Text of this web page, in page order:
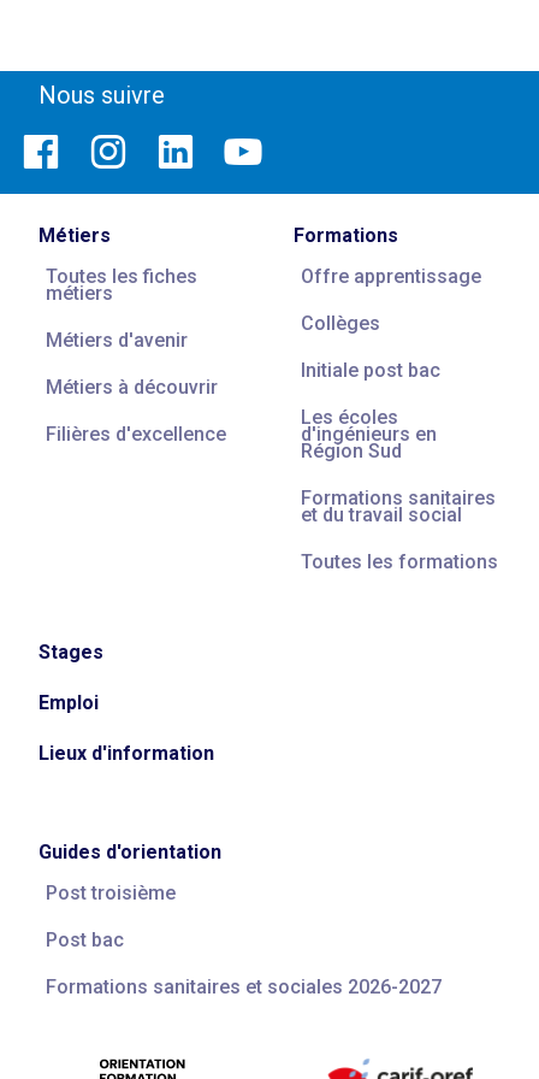
Nous suivre
Métiers
Toutes les fiches
métiers
Métiers d'avenir
Métiers à découvrir
Filières d'excellence
Formations
Offre apprentissage
Collèges
Initiale post bac
Les écoles
d'ingénieurs en
Région Sud
Formations sanitaires
et du travail social
Toutes les formations
Stages
Emploi
Lieux d'information
Guides d'orientation
Post troisième
Post bac
Formations sanitaires et sociales 2026-2027